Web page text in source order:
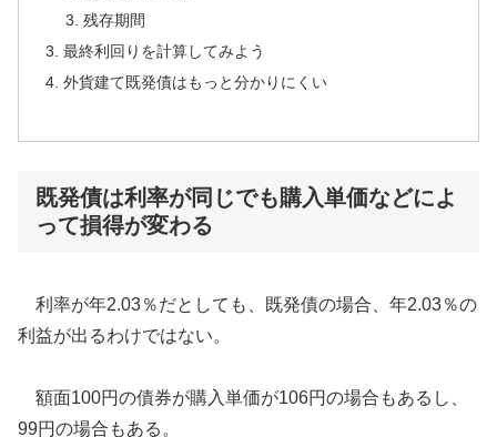
残存期間
最終利回りを計算してみよう
外貨建て既発債はもっと分かりにくい
既発債は利率が同じでも購入単価などによ
って損得が変わる
利率が年2.03％だとしても、既発債の場合、年2.03％の
利益が出るわけではない。
額面100円の債券が購入単価が106円の場合もあるし、
99円の場合もある。